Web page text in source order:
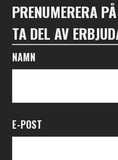
PRENUMERERA
TA DEL AV
NAMN
E-POST